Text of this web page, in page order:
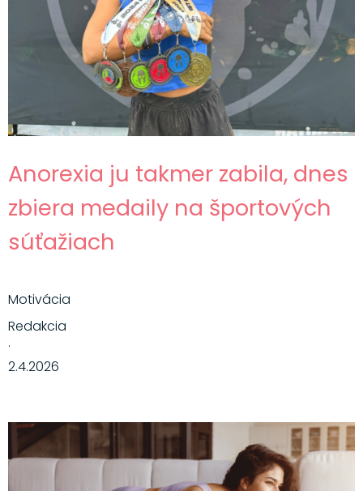
Anorexia ju takmer zabila, dnes
zbiera medaily na športových
súťažiach
Motivácia
Redakcia
·
2.4.2026